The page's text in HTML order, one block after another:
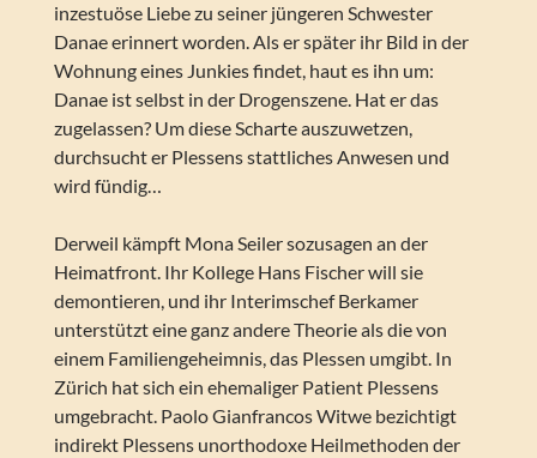
inzestuöse Liebe zu seiner jüngeren Schwester
Danae erinnert worden. Als er später ihr Bild in der
Wohnung eines Junkies findet, haut es ihn um:
Danae ist selbst in der Drogenszene. Hat er das
zugelassen? Um diese Scharte auszuwetzen,
durchsucht er Plessens stattliches Anwesen und
wird fündig…
Derweil kämpft Mona Seiler sozusagen an der
Heimatfront. Ihr Kollege Hans Fischer will sie
demontieren, und ihr Interimschef Berkamer
unterstützt eine ganz andere Theorie als die von
einem Familiengeheimnis, das Plessen umgibt. In
Zürich hat sich ein ehemaliger Patient Plessens
umgebracht. Paolo Gianfrancos Witwe bezichtigt
indirekt Plessens unorthodoxe Heilmethoden der